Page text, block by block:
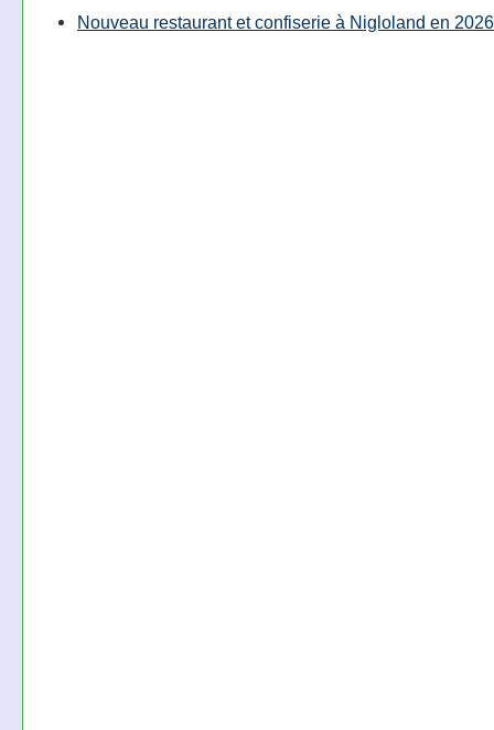
Nouveau restaurant et confiserie à Nigloland en 2026